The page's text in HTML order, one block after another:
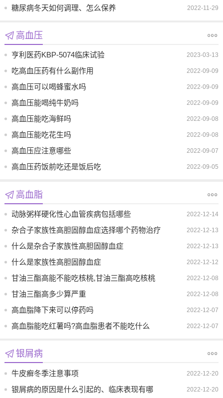
人控制指标和健康评估指标有哪些
2022-11-29
糖尿病冬天如何调理、怎么保养
高血压
2023-03-13
亨利医药KBP-5074临床试验
2022-09-09
吃高血压药有什么副作用
2022-09-09
高血压可以喝蜂蜜水吗
2022-09-09
高血压能喝纯牛奶吗
2022-09-08
高血压能吃海鲜吗
2022-09-08
高血压能吃花生吗
2022-09-07
高血压应注意哪些
2022-09-05
高血压药饭前吃还是饭后吃
高血脂
2022-12-14
动脉粥样硬化性心血管疾病包括哪些
2022-12-13
杂合子家族性高胆固醇血症选择哪个药物治疗
2022-12-13
什么是杂合子家族性高胆固醇血症
2022-12-12
什么是家族性高胆固醇血症
2022-12-08
甘油三酯高能不能吃核桃,甘油三酯高吃核桃
好吗
2022-12-08
甘油三酯高多少算严重
2022-12-07
高血脂降下来可以停药吗
2022-12-07
高血脂能吃红薯吗?高血脂患者不能吃什么
银屑病
2022-12-20
牛皮癣冬季注意事项
2022-12-20
银屑病的原因是什么引起的、临床表现有哪